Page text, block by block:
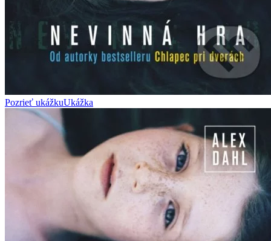
Pozrieť ukážkuUkážka